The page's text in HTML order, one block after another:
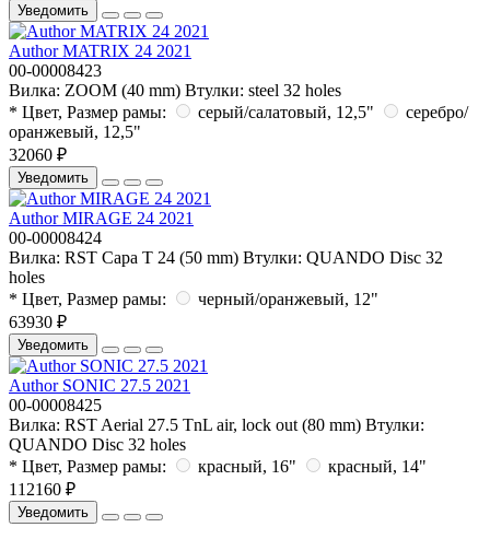
Уведомить
Author MATRIX 24 2021
00-00008423
Вилка: ZOOM (40 mm) Втулки: steel 32 holes
* Цвет, Размер рамы:
серый/салатовый, 12,5"
серебро/
оранжевый, 12,5"
32060 ₽
Уведомить
Author MIRAGE 24 2021
00-00008424
Вилка: RST Capa T 24 (50 mm) Втулки: QUANDO Disc 32
holes
* Цвет, Размер рамы:
черный/оранжевый, 12"
63930 ₽
Уведомить
Author SONIC 27.5 2021
00-00008425
Вилка: RST Aerial 27.5 TnL air, lock out (80 mm) Втулки:
QUANDO Disc 32 holes
* Цвет, Размер рамы:
красный, 16"
красный, 14"
112160 ₽
Уведомить